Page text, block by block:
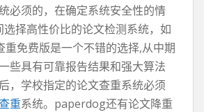
必须的，在确定系统安全性的情
择高性价比的论文检测系统，如
免费版是一个不错的选择,从中期
些具有可靠报告结果和强大算法
，学校指定的论文查重系统必须
重系统。paperdog还有论文降重